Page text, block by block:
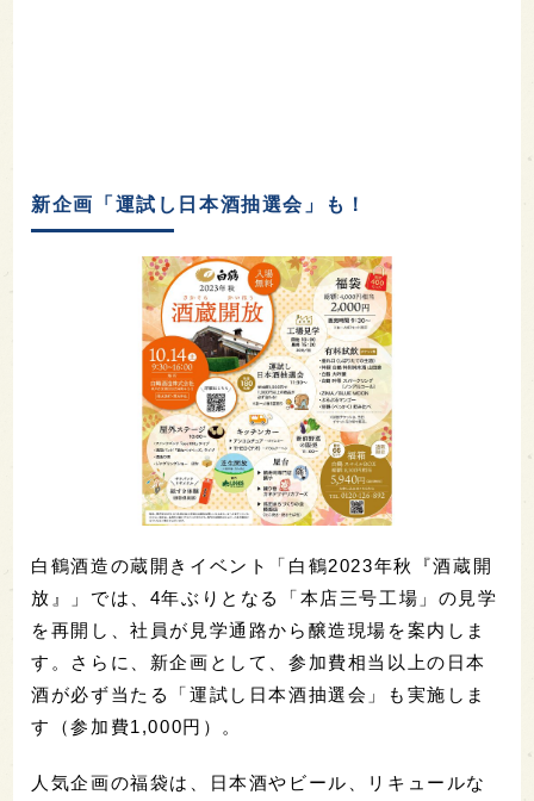
新企画「運試し日本酒抽選会」も！
白鶴酒造の蔵開きイベント「白鶴2023年秋『酒蔵開
放』」では、4年ぶりとなる「本店三号工場」の見学
を再開し、社員が見学通路から醸造現場を案内しま
す。さらに、新企画として、参加費相当以上の日本
酒が必ず当たる「運試し日本酒抽選会」も実施しま
す（参加費1,000円）。
人気企画の福袋は、日本酒やビール、リキュールな